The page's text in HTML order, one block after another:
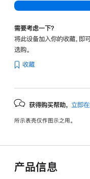
需要考虑一下？
将此设备加入你的收藏，即
选购。
收藏
获得购买帮助， 立即
所示表壳仅作图示之用。
产品信息